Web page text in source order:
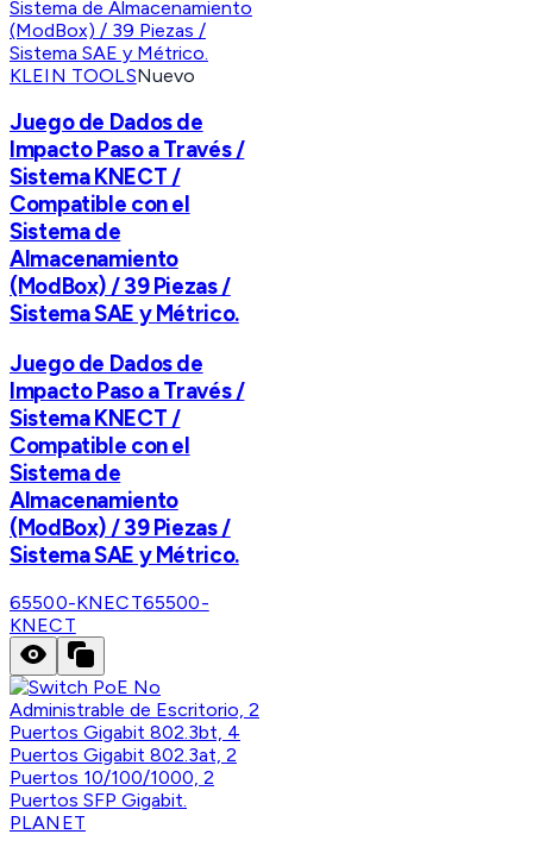
KLEIN TOOLSNuevo
Juego de Dados de
Impacto Paso a Través /
Sistema KNECT /
Compatible con el
Sistema de
Almacenamiento
(ModBox) / 39 Piezas /
Sistema SAE y Métrico.
Juego de Dados de
Impacto Paso a Través /
Sistema KNECT /
Compatible con el
Sistema de
Almacenamiento
(ModBox) / 39 Piezas /
Sistema SAE y Métrico.
65500-KNECT65500-
KNECT
PLANET